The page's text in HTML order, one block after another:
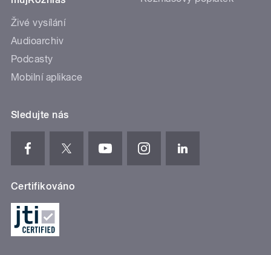
Živé vysílání
Audioarchiv
Podcasty
Mobilní aplikace
Sledujte nás
Certifikováno